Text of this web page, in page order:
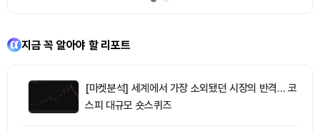
지금 꼭 알아야 할 리포트
[마켓분석] 세계에서 가장 소외됐던 시장의 반격… 코
스피 대규모 숏스퀴즈